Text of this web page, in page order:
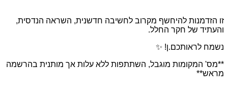
זו הזדמנות להיחשף מקרוב לחשיבה חדשנית, השראה הנדסית,
והעתיד של חקר החלל.
נשמח לראותכם.ן! ✨
**מס' המקומות מוגבל, השתתפות ללא עלות אך מותנית בהרשמה
מראש**